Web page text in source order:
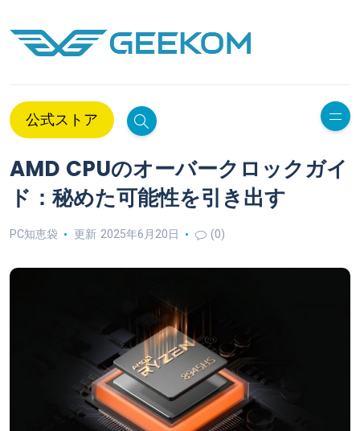
公式ストア
AMD CPUのオーバークロックガイ
ド：秘めた可能性を引き出す
PC知恵袋 更新 2025年6月20日 (0)